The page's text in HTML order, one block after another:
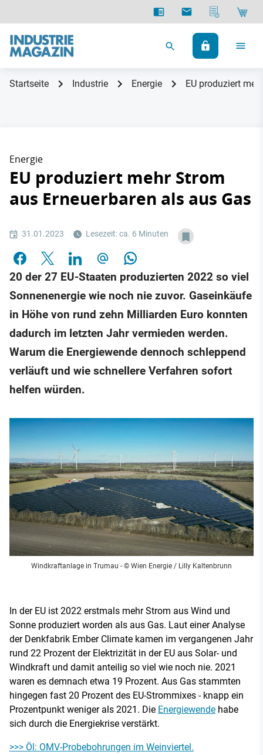
Startseite Industrie Energie EU produziert
Energie
EU produziert mehr Strom
aus Erneuerbaren als aus Gas
31.01.2023 Lesezeit: ca. 6 Minuten
20 der 27 EU-Staaten produzierten 2022 so viel
Sonnenenergie wie noch nie zuvor. Gaseinkäufe
in Höhe von rund zehn Milliarden Euro konnten
dadurch im letzten Jahr vermieden werden.
Warum die Energiewende dennoch schleppend
verläuft und wie schnellere Verfahren sofort
helfen würden.
Windkraftanlage in Trumau - © Wien Energie / Lilly Kaltenbrunn
In der EU ist 2022 erstmals mehr Strom aus Wind und
Sonne produziert worden als aus Gas. Laut einer Analyse
der Denkfabrik Ember Climate kamen im vergangenen Jahr
rund 22 Prozent der Elektrizität in der EU aus Solar- und
Windkraft und damit anteilig so viel wie noch nie. 2021
waren es demnach etwa 19 Prozent. Aus Gas stammten
hingegen fast 20 Prozent des EU-Strommixes - knapp ein
Prozentpunkt weniger als 2021. Die Energiewende habe
sich durch die Energiekrise verstärkt.
>>> Öl: OMV-Probebohrungen im Weinviertel.